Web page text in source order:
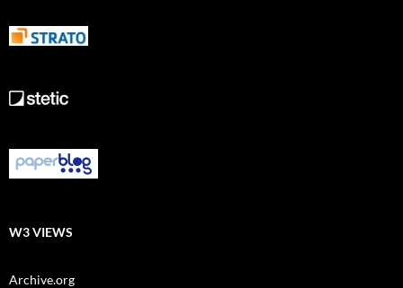
W3 VIEWS
Archive.org